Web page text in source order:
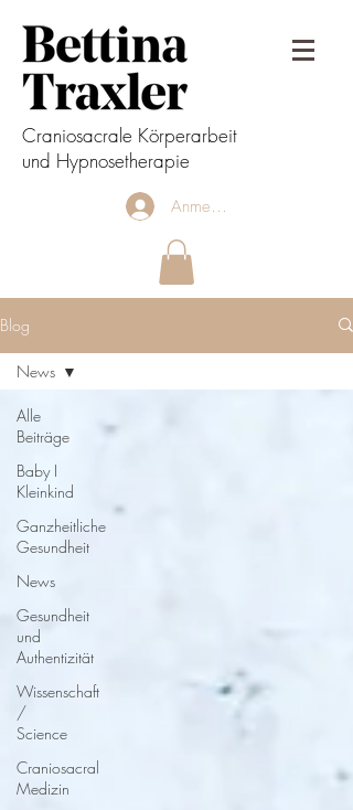
Craniosacrale Körperarbeit
und Hypnosetherapie
Anmelden
Blog
Alle
Beiträge
Baby I
Kleinkind
Ganzheitliche
Gesundheit
News
Gesundheit
und
Authentizität
Wissenschaft
/
Science
Craniosacral
Medizin
News